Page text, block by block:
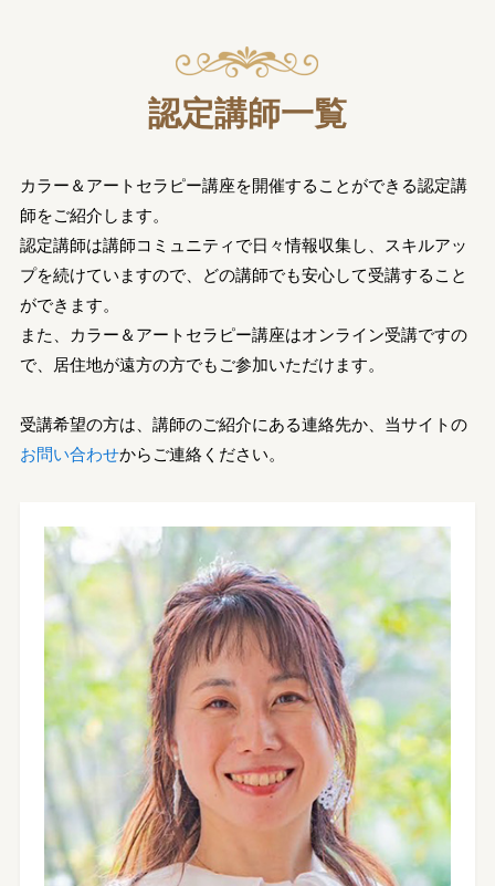
認定講師一覧
カラー＆アートセラピー講座を開催することができる認定講
師をご紹介します。
認定講師は講師コミュニティで日々情報収集し、スキルアッ
プを続けていますので、どの講師でも安心して受講すること
ができます。
また、カラー＆アートセラピー講座はオンライン受講ですの
で、居住地が遠方の方でもご参加いただけます。
受講希望の方は、講師のご紹介にある連絡先か、当サイトの
お問い合わせからご連絡ください。